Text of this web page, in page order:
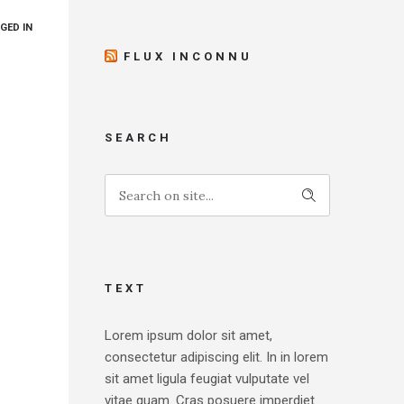
IN
FLUX INCONNU
SEARCH
TEXT
Lorem ipsum dolor sit amet,
consectetur adipiscing elit. In in lorem
sit amet ligula feugiat vulputate vel
vitae quam. Cras posuere imperdiet